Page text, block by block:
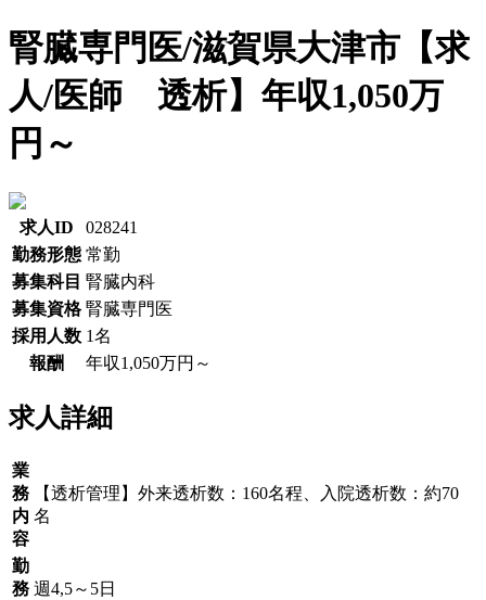
腎臓専門医/滋賀県大津市【求
人/医師 透析】年収1,050万
円～
求人ID
028241
勤務形態 常勤
募集科目 腎臓内科
募集資格 腎臓専門医
採用人数 1名
報酬
年収1,050万円～
求人詳細
業
務
内
容
【透析管理】外来透析数：160名程、入院透析数：約70
名
勤
務 週4,5～5日